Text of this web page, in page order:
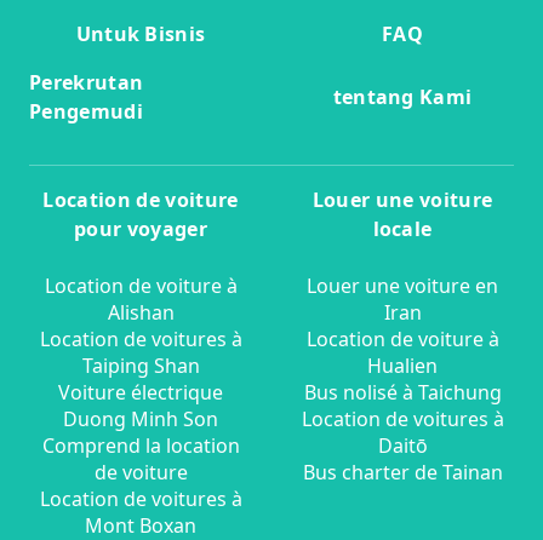
Untuk Bisnis
FAQ
Perekrutan
Pengemudi
tentang Kami
Location de voiture
pour voyager
Location de voiture à
Alishan
Location de voitures à
Taiping Shan
Voiture électrique
Duong Minh Son
Comprend la location
de voiture
Location de voitures à
Mont Boxan
Louer une voiture
locale
Louer une voiture en
Iran
Location de voiture à
Hualien
Bus nolisé à Taichung
Location de voitures à
Daitō
Bus charter de Tainan